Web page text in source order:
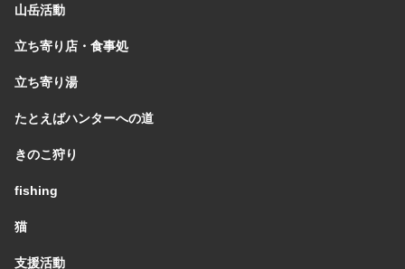
山岳活動
立ち寄り店・食事処
立ち寄り湯
たとえばハンターへの道
きのこ狩り
fishing
猫
支援活動